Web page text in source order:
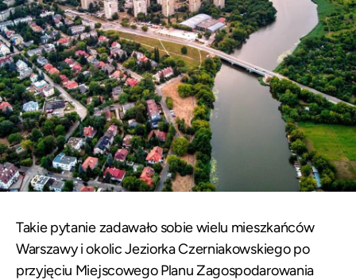
Takie pytanie zadawało sobie wielu mieszkańców
Warszawy i okolic Jeziorka Czerniakowskiego po
przyjęciu Miejscowego Planu Zagospodarowania